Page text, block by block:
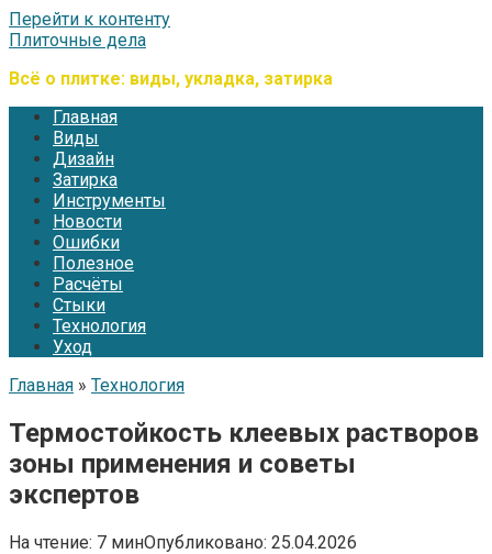
Перейти к контенту
Плиточные дела
Всё о плитке: виды, укладка, затирка
Главная
Виды
Дизайн
Затирка
Инструменты
Новости
Ошибки
Полезное
Расчёты
Стыки
Технология
Уход
Главная » Технология
Термостойкость клеевых растворов
зоны применения и советы
экспертов
На чтение: 7 минОпубликовано: 25.04.2026